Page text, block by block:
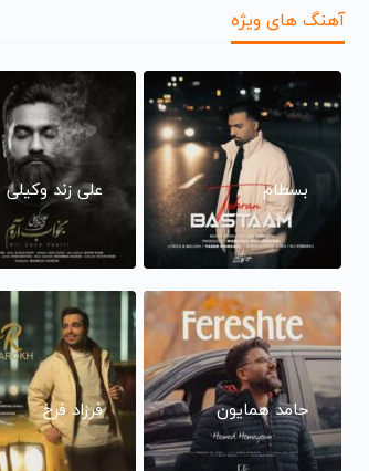
آهنگ های ویژه
بسطام علی زند وکیلی
حامد همایون فرزاد فرخ